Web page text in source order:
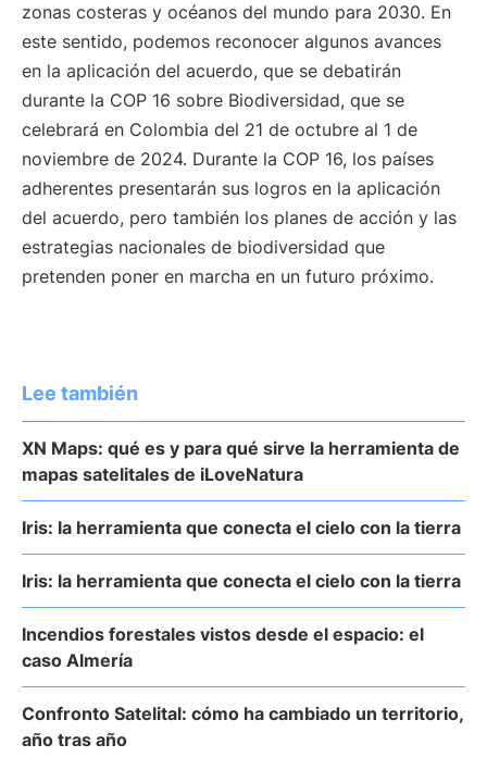
zonas costeras y océanos del mundo para 2030. En
este sentido, podemos reconocer algunos avances
en la aplicación del acuerdo, que se debatirán
durante la COP 16 sobre Biodiversidad, que se
celebrará en Colombia del 21 de octubre al 1 de
noviembre de 2024. Durante la COP 16, los países
adherentes presentarán sus logros en la aplicación
del acuerdo, pero también los planes de acción y las
estrategias nacionales de biodiversidad que
pretenden poner en marcha en un futuro próximo.
Lee también
XN Maps: qué es y para qué sirve la herramienta de
mapas satelitales de iLoveNatura
Iris: la herramienta que conecta el cielo con la tierra
Iris: la herramienta que conecta el cielo con la tierra
Incendios forestales vistos desde el espacio: el
caso Almería
Confronto Satelital: cómo ha cambiado un territorio,
año tras año